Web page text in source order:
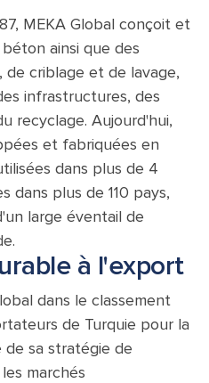
MEKA Global conçoit et
ainsi que des
de criblage et de lavage,
infrastructures, des
recyclage. Aujourd'hui,
et fabriquées en
dans plus de 4
dans plus de 110 pays,
large éventail de
à l'export
dans le classement
de Turquie pour la
de sa stratégie de
marchés